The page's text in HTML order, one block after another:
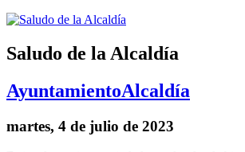
Saludo de la Alcaldía
AyuntamientoAlcaldía
martes, 4 de julio de 2023